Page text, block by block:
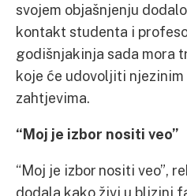
svojem objašnjenju
kontakt studenta i
godišnjakinja sada mora
koje će udovoljiti
zahtjevima.
“Moj je izbor nositi veo”
“Moj je izbor nositi veo”,
dodala kako živi u blizini